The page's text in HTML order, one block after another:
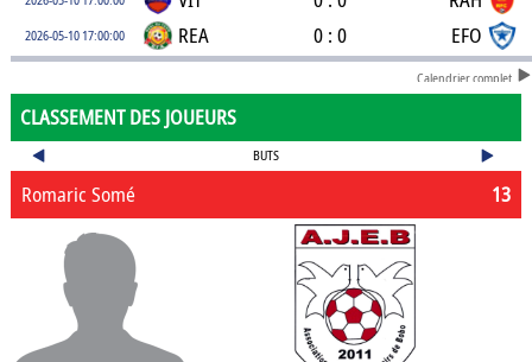
2026-05-10 17:00:00 REA 0 : 0 EFO
Calendrier complet
CLASSEMENT DES JOUEURS
BUTS
13
Romaric Somé